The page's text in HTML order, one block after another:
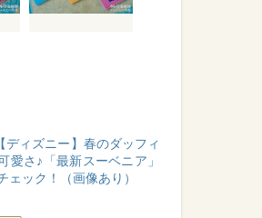
【ディズニー】春のダッフィ
愛さ♪「最新スーベニア」
ェック！（画像あり）